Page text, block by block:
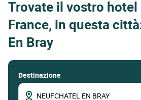
Trovate il vostro
France, in questa
En Bray
Destinazione